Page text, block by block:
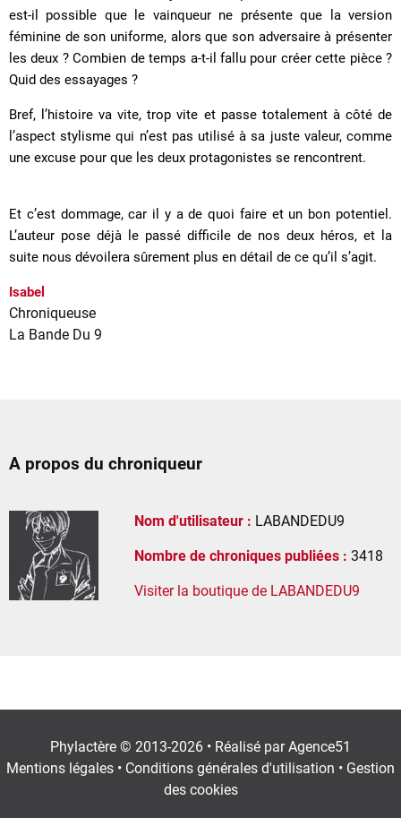
est-il possible que le vainqueur ne présente que la version
féminine de son uniforme, alors que son adversaire à présenter
les deux ? Combien de temps a-t-il fallu pour créer cette pièce ?
Quid des essayages ?
Bref, l’histoire va vite, trop vite et passe totalement à côté de
l’aspect stylisme qui n’est pas utilisé à sa juste valeur, comme
une excuse pour que les deux protagonistes se rencontrent.
Et c’est dommage, car il y a de quoi faire et un bon potentiel.
L’auteur pose déjà le passé difficile de nos deux héros, et la
suite nous dévoilera sûrement plus en détail de ce qu’il s’agit.
Isabel
Chroniqueuse
La Bande Du 9
A propos du chroniqueur
Nom d'utilisateur : LABANDEDU9
Nombre de chroniques publiées : 3418
Visiter la boutique de LABANDEDU9
Phylactère © 2013-2026 • Réalisé parAgence51
Mentions légales • Conditions générales d'utilisation • Gestion
des cookies